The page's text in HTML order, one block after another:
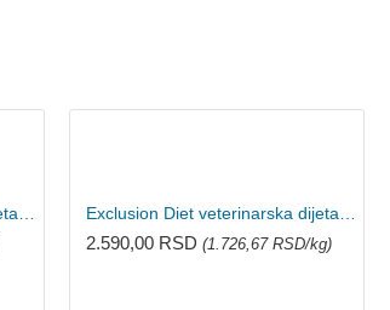
2.590,00 RSD (1.726,67 RSD/kg)